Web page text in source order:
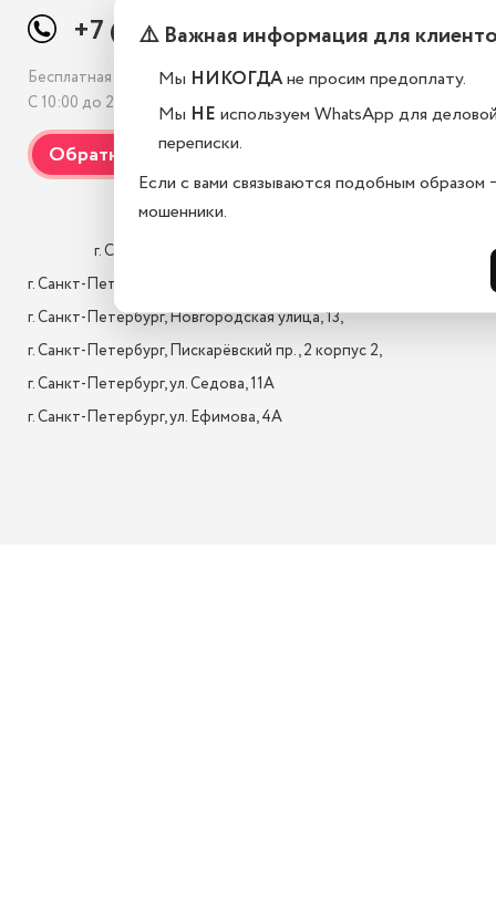
+7 (812) 507-69-38
Бесплатная консультация
С 10:00 до 21:00, без выходных
г. Санкт-Петербург, 17-я лин. B.O., 22,
г. Санкт-Петербург, Новгородская улица, 13,
г. Санкт-Петербург, Пискарёвский пр., 2 корпус 2,
г. Санкт-Петербург, ул. Седова, 11А
г. Санкт-Петербург, ул. Ефимова, 4А
⚠️ Важная информация для
Мы НИКОГДАне просим предоплату.
Мы НЕ используем WhatsApp для
переписки.
Если с вами связываются подобным образом
мошенники.